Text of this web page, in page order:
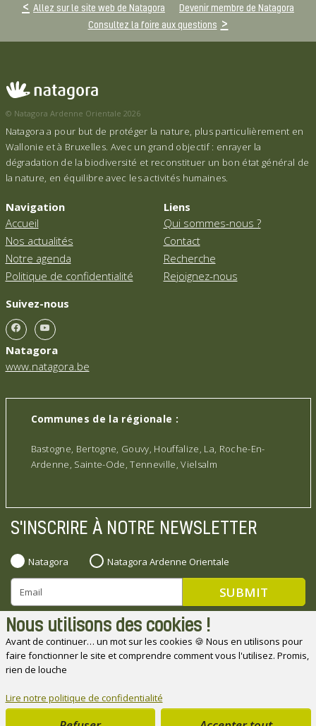
Nous utilisons des cookies !
Avant de continuer… un mot sur les cookies 🍪 Nous en utilisons pour
faire fonctionner le site et comprendre comment vous l'utilisez. Promis,
rien de louche
Lire notre politique de confidentialité
Allez sur le site web de Natagora
Devenir membre de Natagora
Consultez la foire aux questions
© Natagora Ardenne Orientale 2026
Natagora a pour but de protéger la nature, plus particulièrement en
Wallonie et à Bruxelles. Avec un grand objectif : enrayer la
dégradation de la biodiversité et reconstituer un bon état général de
la nature, en équilibre avec les activités humaines.
Navigation
Accueil
Nos actualités
Notre agenda
Politique de confidentialité
Liens
Qui sommes-nous ?
Contact
Recherche
Rejoignez-nous
Suivez-nous
Natagora
www.natagora.be
Communes de la régionale :
Bastogne, Bertogne, Gouvy, Houffalize, La, Roche-En-
Ardenne, Sainte-Ode, Tenneville, Vielsalm
S'INSCRIRE À NOTRE NEWSLETTER
Natagora Natagora Ardenne Orientale
Natagora souhaite remercier ses partenaires